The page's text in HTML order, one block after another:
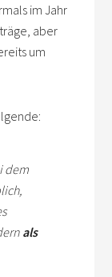
im Jahr
aber
um
dem
als